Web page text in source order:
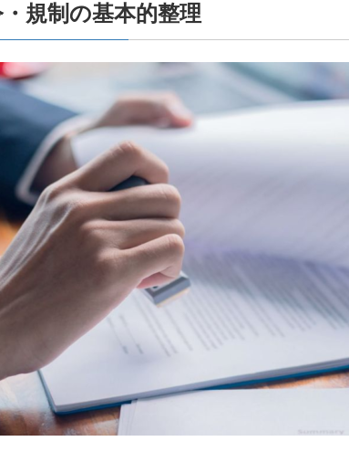
規制の基本的整理